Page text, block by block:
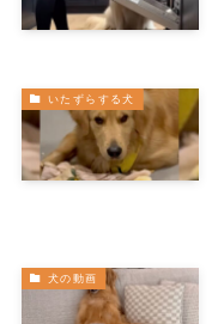
いたずらする犬
犬の動画